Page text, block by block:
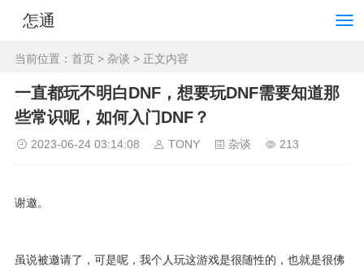
怎通
当前位置： 首页 > 杂谈 > 正文内容
一直都玩不明白DNF，想要玩DNF需要知道那
些常识呢，如何入门DNF？
2023-06-24 03:14:08 TONY 杂谈 213
谢邀。
虽说被邀请了，可是呢，我个人玩这游戏是很随性的，也就是很佛